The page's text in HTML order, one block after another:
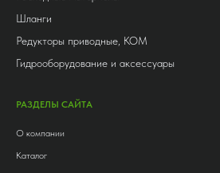
Шланги
Редукторы приводные, КОМ
Гидрооборудование и аксессуары
РАЗДЕЛЫ САЙТА
О компании
Каталог